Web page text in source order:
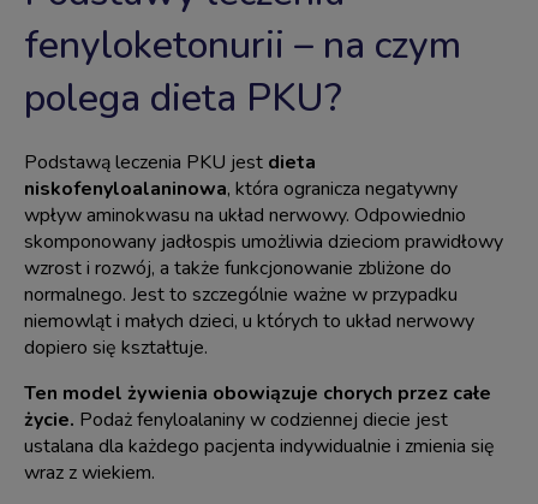
fenyloketonurii – na czym
polega dieta PKU?
Podstawą leczenia PKU jest dieta
niskofenyloalaninowa, która ogranicza negatywny
wpływ aminokwasu na układ nerwowy. Odpowiednio
skomponowany jadłospis umożliwia dzieciom prawidłowy
wzrost i rozwój, a także funkcjonowanie zbliżone do
normalnego. Jest to szczególnie ważne w przypadku
niemowląt i małych dzieci, u których to układ nerwowy
dopiero się kształtuje.
Ten model żywienia obowiązuje chorych przez całe
życie. Podaż fenyloalaniny w codziennej diecie jest
ustalana dla każdego pacjenta indywidualnie i zmienia się
wraz z wiekiem.